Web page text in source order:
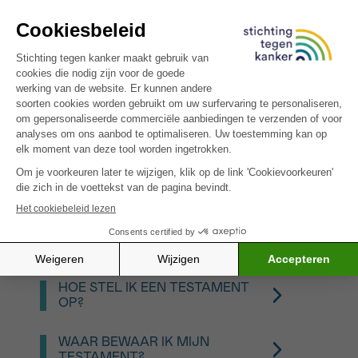
WAT GEBEURT ER ALS IK GEEN
Is er geen testament, dan bepaalt de wet
wat er met de erfenis gebeurt. Zijn er geen
wettelijke erfgenamen, dan gaan je
bezittingen naar de staat.
MOET IK EEN TESTAMENT
WIL NALATEN?
Als de wettelijke regeling je erfenis verdeelt
zoals je dat wenst, hoef je geen testament te
maken. Maar als je je vermogen op een
andere manier wenst te verdelen of iets wil
nalaten aan Stichting tegen Kanker
NABESTAANDEN DAT IK EEN
Je kunt ze dat zelf vertellen, maar dat is niet
verplicht. Weten je nabestaanden niet dat je
een testament gemaakt hebt, dan zal de
notaris die je testament in zijn bezit heeft ze
belangrijk je testament te laten registreren.
HOE STEL IK EEN TESTAMENT
OP?
Maak een inventaris van wat je
WAAR BEWAAR IK MIJN